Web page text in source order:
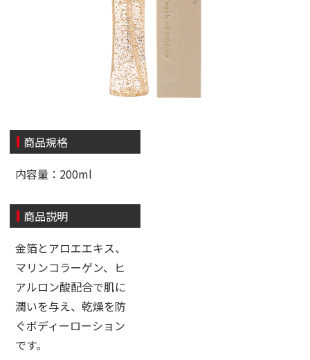
商品規格
内容量：200ml
商品説明
金箔とアロエエキス、
マリンコラーゲン、ヒ
アルロン酸配合で肌に
潤いを与え、乾燥を防
ぐボディーローション
です。